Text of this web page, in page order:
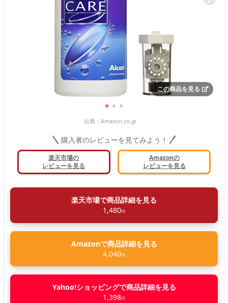
この商品を見る
出典： Amazon.co.jp
購入者のレビューを見てみよう！
楽天市場の
レビューを見る
Amazonの
レビューを見る
楽天市場で商品詳細を見る
1,480円
Amazonで商品詳細を見る
4,040円
Yahoo!ショッピングで商品詳細を見る
1,398円